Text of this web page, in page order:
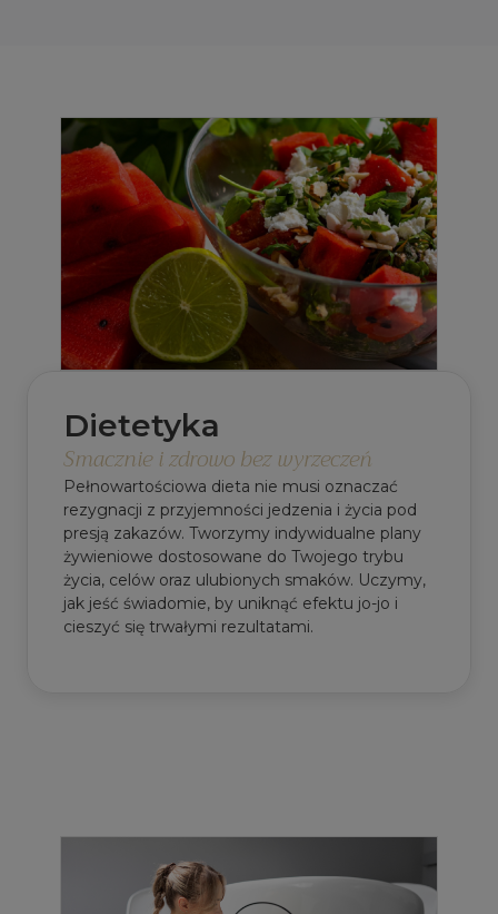
Dietetyka
Smacznie i zdrowo bez wyrzeczeń
Pełnowartościowa dieta nie musi oznaczać
rezygnacji z przyjemności jedzenia i życia pod
presją zakazów. Tworzymy indywidualne plany
żywieniowe dostosowane do Twojego trybu
życia, celów oraz ulubionych smaków. Uczymy,
jak jeść świadomie, by uniknąć efektu jo-jo i
cieszyć się trwałymi rezultatami.